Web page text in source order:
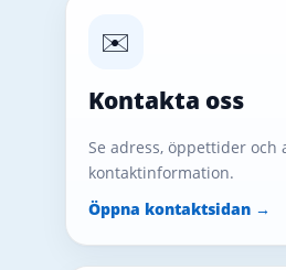
✉️
Kontakta oss
Se adress, öppettider och
kontaktinformation.
Öppna kontaktsidan →